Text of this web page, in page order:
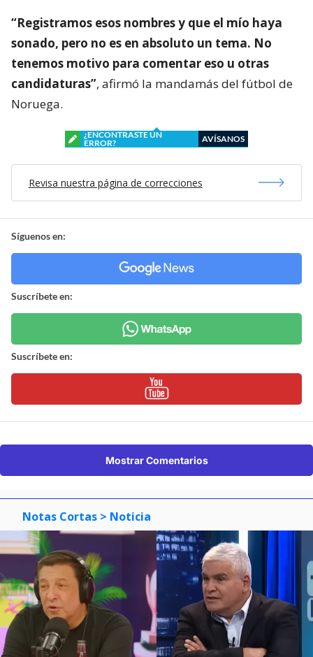
“Registramos esos nombres y que el mío haya
sonado, pero no es en absoluto un tema. No
tenemos motivo para comentar eso u otras
candidaturas”, afirmó la mandamás del fútbol de
Noruega.
¿ENCONTRASTE UN
ERROR?
AVÍSANOS
Revisa nuestra página de correcciones
Síguenos en:
Suscríbete en:
Suscríbete en:
Mostrar Comentarios
Notas Cortas > Noticia